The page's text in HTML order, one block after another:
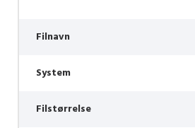
Filnavn
System
Filstørrelse